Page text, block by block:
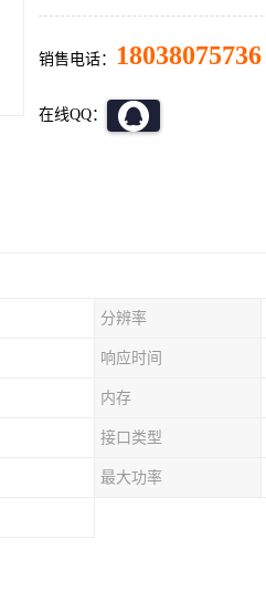
销售电话： 18038075736
在线QQ：
分辨率
响应时间
内存
接口类型
最大功率